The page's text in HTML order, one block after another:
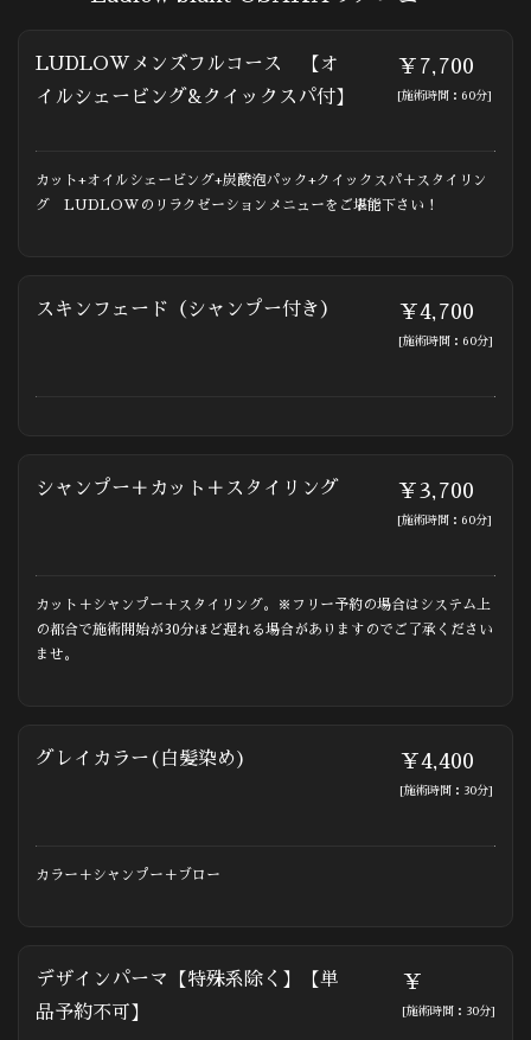
LUDLOWメンズフルコース 【オ
イルシェービング&クイックスパ付】
￥7,700
[施術時間：60分]
カット+オイルシェービング+炭酸泡パック+クイックスパ＋スタイリン
グ LUDLOWのリラクゼーションメニューをご堪能下さい！
スキンフェード（シャンプー付き） ￥4,700
[施術時間：60分]
シャンプー＋カット＋スタイリング ￥3,700
[施術時間：60分]
カット＋シャンプー＋スタイリング。※フリー予約の場合はシステム上
の都合で施術開始が30分ほど遅れる場合がありますのでご了承ください
ませ。
グレイカラー(白髪染め) ￥4,400
[施術時間：30分]
カラー＋シャンプー＋ブロー
デザインパーマ【特殊系除く】【単
品予約不可】
￥
[施術時間：30分]